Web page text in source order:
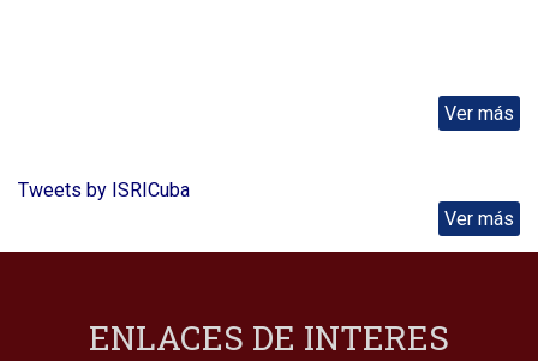
Ver más
Tweets by ISRICuba
Ver más
ENLACES DE INTERES